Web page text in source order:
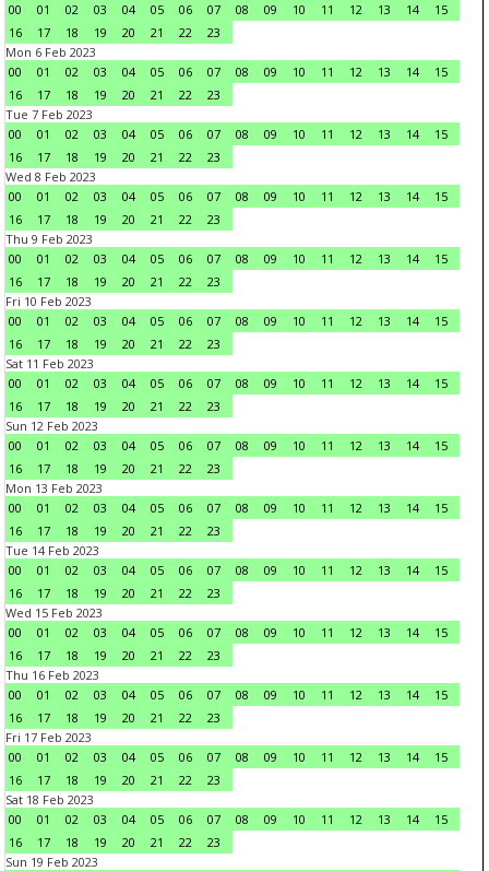
00
01 02 03 04 05 06 07 08 09 10 11 12 13 14
15
16
17 18 19 20 21 22
23
Mon 6 Feb 2023
00
01 02 03 04 05 06 07 08 09 10 11 12 13 14
15
16
17 18 19 20 21 22
23
Tue 7 Feb 2023
00
01 02 03 04 05 06 07 08 09 10 11 12 13 14
15
16
17 18 19 20 21 22
23
Wed 8 Feb 2023
00
01 02 03 04 05 06 07 08 09 10 11 12 13 14
15
16
17 18 19 20 21 22
23
Thu 9 Feb 2023
00
01 02 03 04 05 06 07 08 09 10 11 12 13 14
15
16
17 18 19 20 21 22
23
Fri 10 Feb 2023
00
01 02 03 04 05 06 07 08 09 10 11 12 13 14
15
16
17 18 19 20 21 22
23
Sat 11 Feb 2023
00
01 02 03 04 05 06 07 08 09 10 11 12 13 14
15
16
17 18 19 20 21 22
23
Sun 12 Feb 2023
00
01 02 03 04 05 06 07 08 09 10 11 12 13 14
15
16
17 18 19 20 21 22
23
Mon 13 Feb 2023
00
01 02 03 04 05 06 07 08 09 10 11 12 13 14
15
16
17 18 19 20 21 22
23
Tue 14 Feb 2023
00
01 02 03 04 05 06 07 08 09 10 11 12 13 14
15
16
17 18 19 20 21 22
23
Wed 15 Feb 2023
00
01 02 03 04 05 06 07 08 09 10 11 12 13 14
15
16
17 18 19 20 21 22
23
Thu 16 Feb 2023
00
01 02 03 04 05 06 07 08 09 10 11 12 13 14
15
16
17 18 19 20 21 22
23
Fri 17 Feb 2023
00
01 02 03 04 05 06 07 08 09 10 11 12 13 14
15
16
17 18 19 20 21 22
23
Sat 18 Feb 2023
00
01 02 03 04 05 06 07 08 09 10 11 12 13 14
15
16
17 18 19 20 21 22
23
Sun 19 Feb 2023